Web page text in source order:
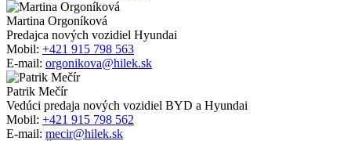
Martina Orgoníková
Predajca nových vozidiel Hyundai
Mobil: +421 915 798 563
E-mail: orgonikova@hilek.sk
Patrik Mečír
Vedúci predaja nových vozidiel BYD a Hyundai
Mobil: +421 915 798 562
E-mail: mecir@hilek.sk